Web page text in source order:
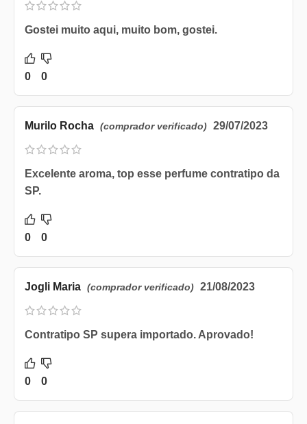
Gostei muito aqui, muito bom, gostei.
0 0
Murilo Rocha (comprador verificado) 29/07/2023
Excelente aroma, top esse perfume contratipo da
SP.
0 0
Jogli Maria (comprador verificado) 21/08/2023
Contratipo SP supera importado. Aprovado!
0 0